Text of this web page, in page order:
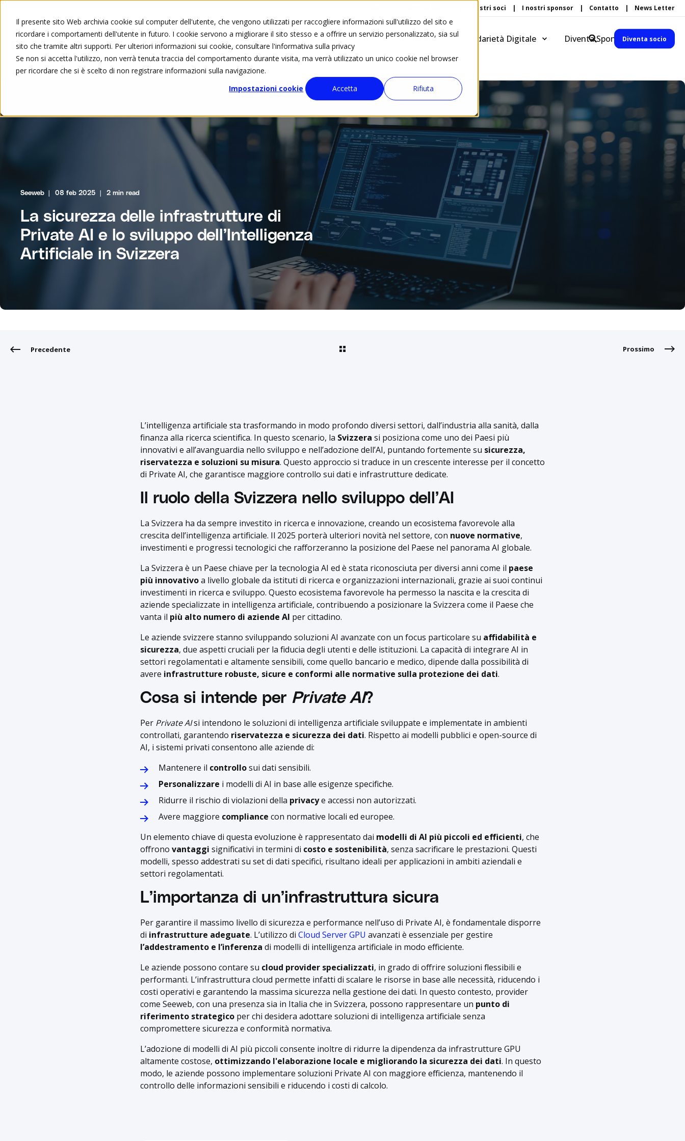
Il presente sito Web archivia cookie sul computer dell'utente, che vengono utilizzati per raccogliere informazioni sull'utilizzo del sito e
ricordare i comportamenti dell'utente in futuro. I cookie servono a migliorare il sito stesso e a offrire un servizio personalizzato, sia sul
sito che tramite altri supporti. Per ulteriori informazioni sui cookie, consultare l'informativa sulla privacy
Se non si accetta l'utilizzo, non verrà tenuta traccia del comportamento durante visita, ma verrà utilizzato un unico cookie nel browser
per ricordare che si è scelto di non registrare informazioni sulla navigazione.
Impostazioni cookie
Accetta Rifiuta
I nostri soci I nostri sponsor Contatto News Letter
Chi siamo Formazione Eventi Calendario eventi ated4kids Solidarietà Digitale Diventa SponsorDiventa socio
Seeweb 08 feb 2025 2 min read
La sicurezza delle infrastrutture di
Private AI e lo sviluppo dell’Intelligenza
Artificiale in Svizzera
Precedente Prossimo
L’intelligenza artificiale sta trasformando in modo profondo diversi settori, dall’industria alla sanità, dalla
finanza alla ricerca scientifica. In questo scenario, la Svizzera si posiziona come uno dei Paesi più
innovativi e all’avanguardia nello sviluppo e nell’adozione dell’AI, puntando fortemente su sicurezza,
riservatezza e soluzioni su misura. Questo approccio si traduce in un crescente interesse per il concetto
di Private AI, che garantisce maggiore controllo sui dati e infrastrutture dedicate.
Il ruolo della Svizzera nello sviluppo dell’AI
La Svizzera ha da sempre investito in ricerca e innovazione, creando un ecosistema favorevole alla
crescita dell’intelligenza artificiale. Il 2025 porterà ulteriori novità nel settore, con nuove normative,
investimenti e progressi tecnologici che rafforzeranno la posizione del Paese nel panorama AI globale.
La Svizzera è un Paese chiave per la tecnologia AI ed è stata riconosciuta per diversi anni come il paese
più innovativoa livello globale da istituti di ricerca e organizzazioni internazionali, grazie ai suoi continui
investimenti in ricerca e sviluppo. Questo ecosistema favorevole ha permesso la nascita e la crescita di
aziende specializzate in intelligenza artificiale, contribuendo a posizionare la Svizzera come il Paese che
vanta il più alto numero di aziende AI per cittadino.
Le aziende svizzere stanno sviluppando soluzioni AI avanzate con un focus particolare su affidabilità e
sicurezza, due aspetti cruciali per la fiducia degli utenti e delle istituzioni. La capacità di integrare AI in
settori regolamentati e altamente sensibili, come quello bancario e medico, dipende dalla possibilità di
avere infrastrutture robuste, sicure e conformi alle normative sulla protezione dei dati.
Cosa si intende per Private AI?
Per Private AIsi intendono le soluzioni di intelligenza artificiale sviluppate e implementate in ambienti
controllati, garantendo riservatezza e sicurezza dei dati. Rispetto ai modelli pubblici e open-source di
AI, i sistemi privati consentono alle aziende di:
Mantenere il controllosui dati sensibili.
Personalizzare i modelli di AI in base alle esigenze specifiche.
Ridurre il rischio di violazioni della privacye accessi non autorizzati.
Avere maggiore compliance con normative locali ed europee.
Un elemento chiave di questa evoluzione è rappresentato dai modelli di AI più piccoli ed efficienti, che
offrono vantaggi significativi in termini di costo e sostenibilità, senza sacrificare le prestazioni. Questi
modelli, spesso addestrati su set di dati specifici, risultano ideali per applicazioni in ambiti aziendali e
settori regolamentati.
L’importanza di un’infrastruttura sicura
Per garantire il massimo livello di sicurezza e performance nell’uso di Private AI, è fondamentale disporre
di infrastrutture adeguate. L’utilizzo di Cloud Server GPU avanzati è essenziale per gestire
l’addestramento e l’inferenza di modelli di intelligenza artificiale in modo efficiente.
Le aziende possono contare su cloud provider specializzati, in grado di offrire soluzioni flessibili e
performanti. L’infrastruttura cloud permette infatti di scalare le risorse in base alle necessità, riducendo i
costi operativi e garantendo la massima sicurezza nella gestione dei dati. In questo contesto, provider
come Seeweb, con una presenza sia in Italia che in Svizzera, possono rappresentare un punto di
riferimento strategicoper chi desidera adottare soluzioni di intelligenza artificiale senza
compromettere sicurezza e conformità normativa.
L’adozione di modelli di AI più piccoli consente inoltre di ridurre la dipendenza da infrastrutture GPU
altamente costose, ottimizzando l'elaborazione locale e migliorando la sicurezza dei dati. In questo
modo, le aziende possono implementare soluzioni Private AI con maggiore efficienza, mantenendo il
controllo delle informazioni sensibili e riducendo i costi di calcolo.